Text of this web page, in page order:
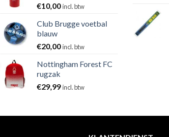
€10,00incl. btw
Club Brugge voetbal
blauw
€20,00incl. btw
Nottingham Forest FC
rugzak
€29,99incl. btw